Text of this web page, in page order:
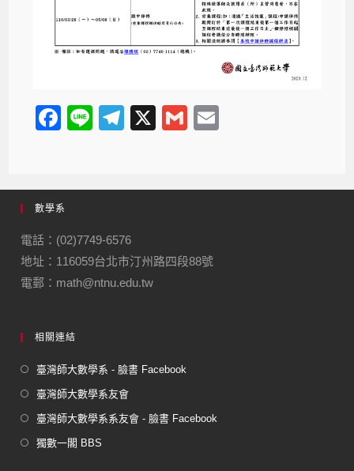
F
e
b
o
o
k
Li
T
gr
m
X
G
數學系
電話：(02)7749-6576
地址：116059台北市汀州路四段88號
電郵：math@ntnu.edu.tw
相關連結
臺灣師大數學系 - 臉書 Facebook
臺灣師大數學系友會
臺灣師大數學系系友會 - 臉書 Facebook
獨數一閣 BBS